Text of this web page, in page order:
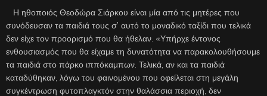
Η ηθοποιός Θεοδώρα Σιάρκου είναι μία από τις μητέρες που
συνόδευσαν τα παιδιά τους σ’ αυτό το μοναδικό ταξίδι που τελικά
δεν είχε τον προορισμό που θα ήθελαν. «Υπήρχε έντονος
ενθουσιασμός που θα είχαμε τη δυνατότητα να παρακολουθήσουμε
τα παιδιά στο πάρκο ιππόκαμπων. Τελικά, αν και τα παιδιά
καταδύθηκαν, λόγω του φαινομένου που οφείλεται στη μεγάλη
συγκέντρωση φυτοπλαγκτόν στην θαλάσσια περιοχή, δεν